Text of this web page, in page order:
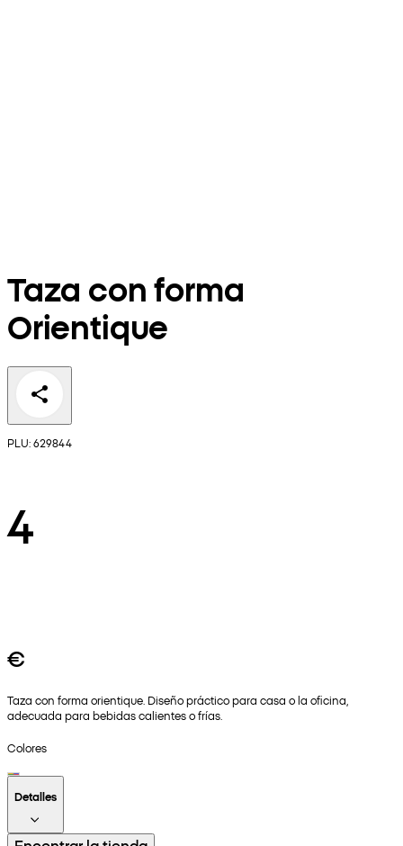
Taza con forma
Orientique
PLU: 629844
4
€
Taza con forma orientique. Diseño práctico para casa o la oficina,
adecuada para bebidas calientes o frías.
Colores
Detalles